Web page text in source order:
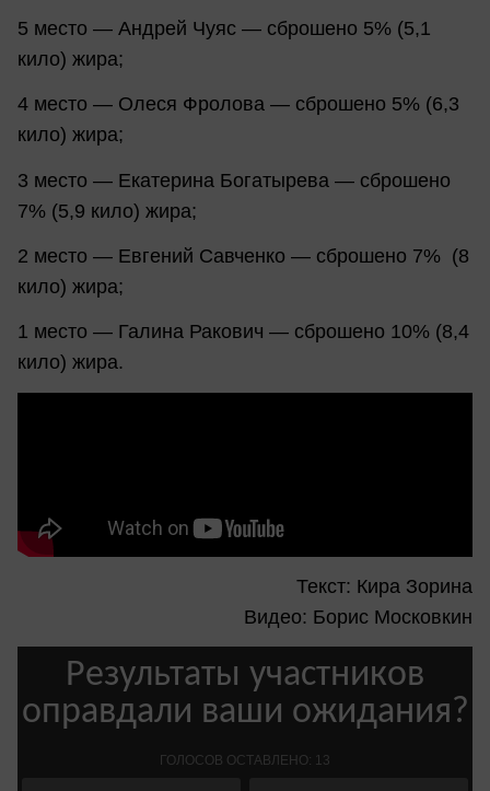
5 место — Андрей Чуяс — сброшено 5% (5,1
кило) жира;
4 место — Олеся Фролова — сброшено 5% (6,3
кило) жира;
3 место — Екатерина Богатырева — сброшено
7% (5,9 кило) жира;
2 место — Евгений Савченко — сброшено 7% (8
кило) жира;
1 место — Галина Ракович — сброшено 10% (8,4
кило) жира.
Текст: Кира Зорина
Видео: Борис Московкин